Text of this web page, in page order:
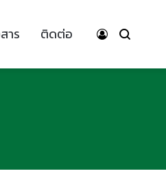
าร ติดต่อ